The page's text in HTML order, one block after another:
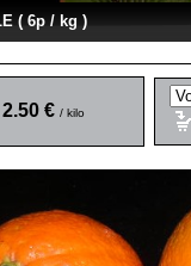
( 6p / kg )
2.50 € / kilo